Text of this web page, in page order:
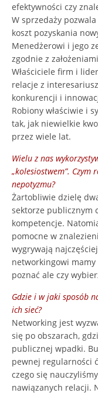
efektywności czy
W sprzedaży
koszt pozyskania
Menedżerowi i jego
zgodnie z
Właściciele firm i
relacje z
konkurencji i
Robiony właściwie i
tak, jak niewielkie
przez wiele lat.
Wielu z nas
„kolesiostwem”.
nepotyzmu?
Żartobliwie dzielę
sektorze publicznym
kompetencje.
pomocne w
wygrywają
networkingowi mamy
poznać ale czy
Gdzie i w jaki sposób
ich sieć?
Networking jest
się po obszarach,
publicznej wpadki.
pewnej regularności
czego się
nawiązanych relacji.